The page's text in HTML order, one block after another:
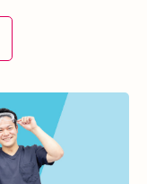
睡眠不足
・祝営業
背骨